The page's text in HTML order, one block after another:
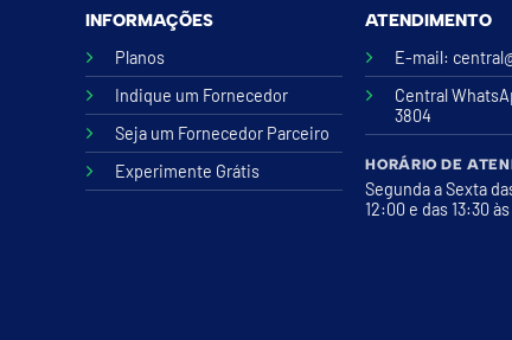
INFORMAÇÕES
Planos
Indique um Fornecedor
Seja um Fornecedor Parceiro
Experimente Grátis
ATENDIMENTO
E-mail:
Central
3804
HORÁRIO DE
Segunda a Sexta
12:00 e das 13:30